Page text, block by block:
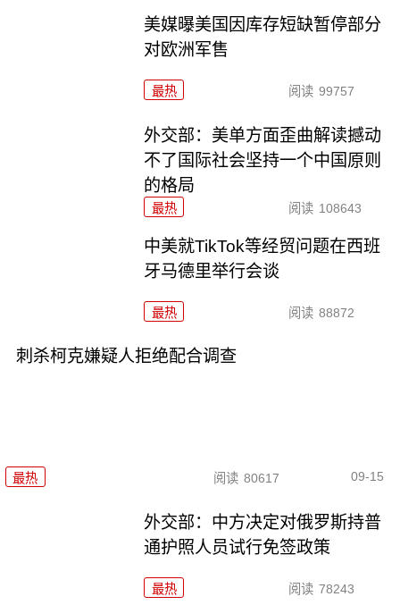
美媒曝美国因库存短缺暂停部分
对欧洲军售
最热 阅读 99757
外交部：美单方面歪曲解读撼动
不了国际社会坚持一个中国原则
的格局
最热 阅读 108643
中美就TikTok等经贸问题在西班
牙马德里举行会谈
最热 阅读 88872
刺杀柯克嫌疑人拒绝配合调查
最热 阅读 80617 09-15
外交部：中方决定对俄罗斯持普
通护照人员试行免签政策
最热 阅读 78243